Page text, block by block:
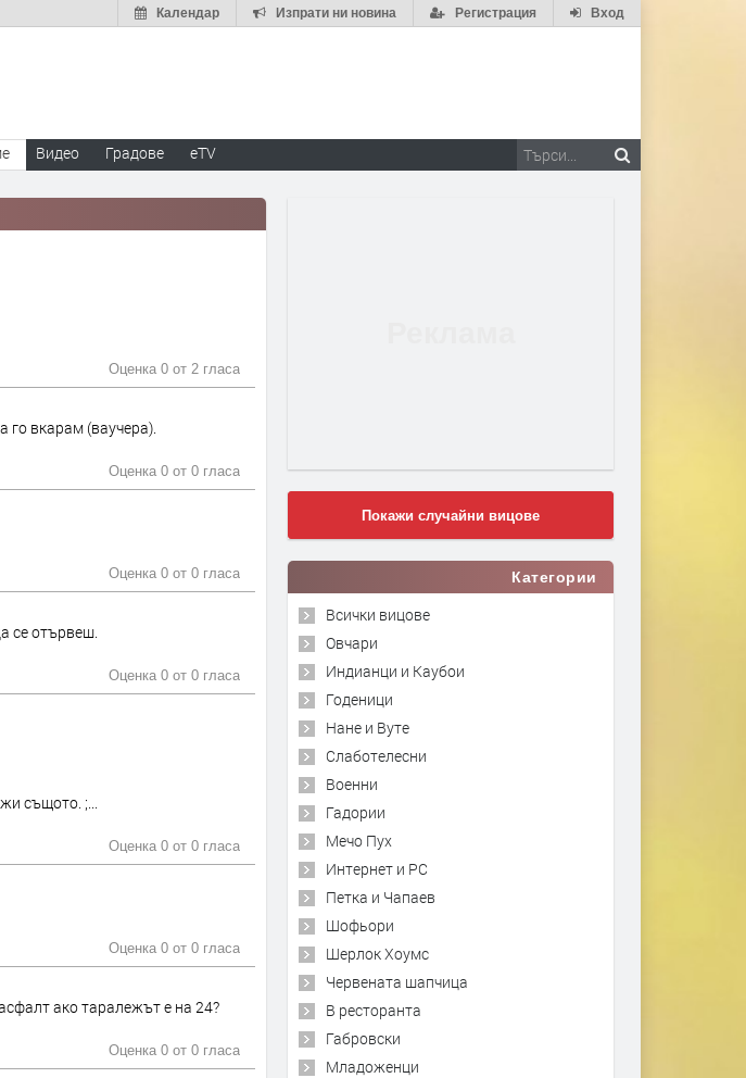
Вход
Регистрация
Изпрати ни новина
Календар
Видео Градове eTV
Оценка 0 от 2 гласа
го вкарам (ваучера).
Оценка 0 от 0 гласа
Оценка 0 от 0 гласа
се отървеш.
Оценка 0 от 0 гласа
същото. ;...
Оценка 0 от 0 гласа
Оценка 0 от 0 гласа
ако таралежът е на 24?
Оценка 0 от 0 гласа
Покажи случайни вицове
Категории
Всички вицове
Овчари
Индианци и Каубои
Годеници
Нане и Вуте
Слаботелесни
Военни
Гадории
Мечо Пух
Интернет и PC
Петка и Чапаев
Шофьори
Шерлок Хоумс
Червената шапчица
В ресторанта
Габровски
Младоженци